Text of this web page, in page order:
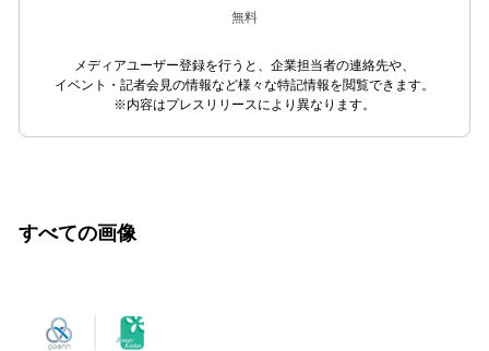
無料
メディアユーザー登録を行うと、企業担当者の連絡先や、
イベント・記者会見の情報など様々な特記情報を閲覧できます。
※内容はプレスリリースにより異なります。
すべての画像